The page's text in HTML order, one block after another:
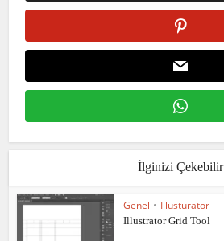
İlginizi Çekebilir
Genel • Illusturator
Illustrator Grid Tool